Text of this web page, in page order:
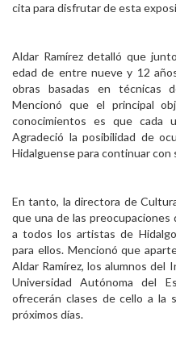
cita para disfrutar de esta
Aldar Ramírez detalló que
edad de entre nueve y 12
obras basadas en técnicas
Mencionó que el principal
conocimientos es que cada
Agradeció la posibilidad de
Hidalguense para continuar con
En tanto, la directora de
que una de las preocupaciones
a todos los artistas de
para ellos. Mencionó que
Aldar Ramírez, los alumnos
Universidad Autónoma del
ofrecerán clases de cello a la
próximos días.